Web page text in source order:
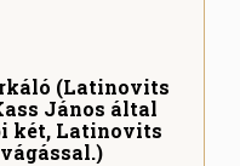
(Latinovits
János által
két, Latinovits